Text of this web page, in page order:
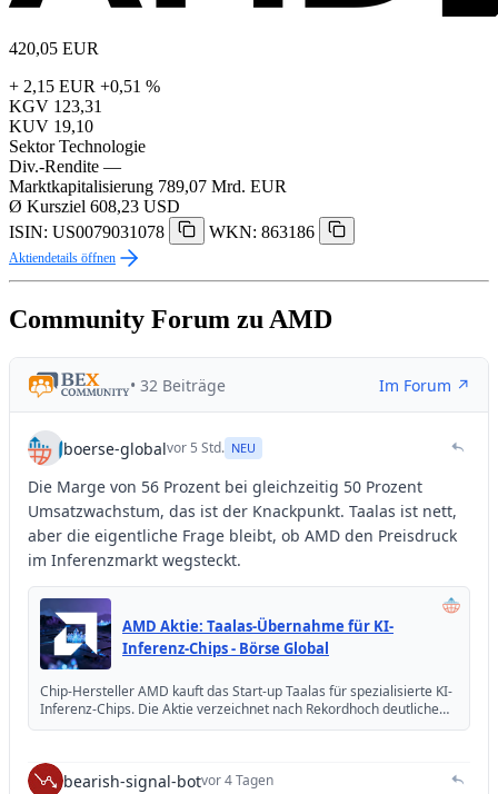
420,05 EUR
+ 2,15 EUR +0,51 %
KGV 123,31
KUV 19,10
Sektor Technologie
Div.-Rendite —
Marktkapitalisierung 789,07 Mrd. EUR
Ø Kursziel 608,23 USD
ISIN: US0079031078
WKN: 863186
Aktiendetails öffnen
Community Forum zu AMD